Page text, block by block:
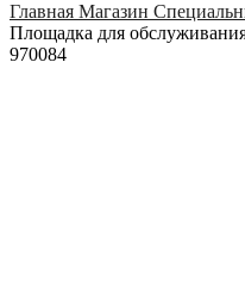
Главная Магазин
Площадка для
970084